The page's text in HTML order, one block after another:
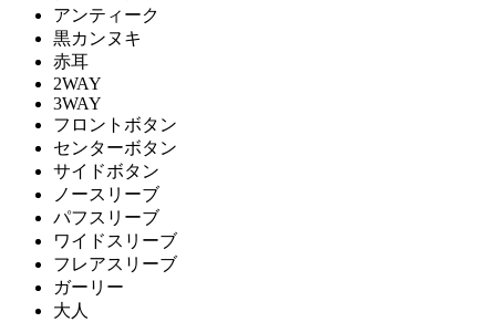
アンティーク
黒カンヌキ
赤耳
2WAY
3WAY
フロントボタン
センターボタン
サイドボタン
ノースリーブ
パフスリーブ
ワイドスリーブ
フレアスリーブ
ガーリー
大人